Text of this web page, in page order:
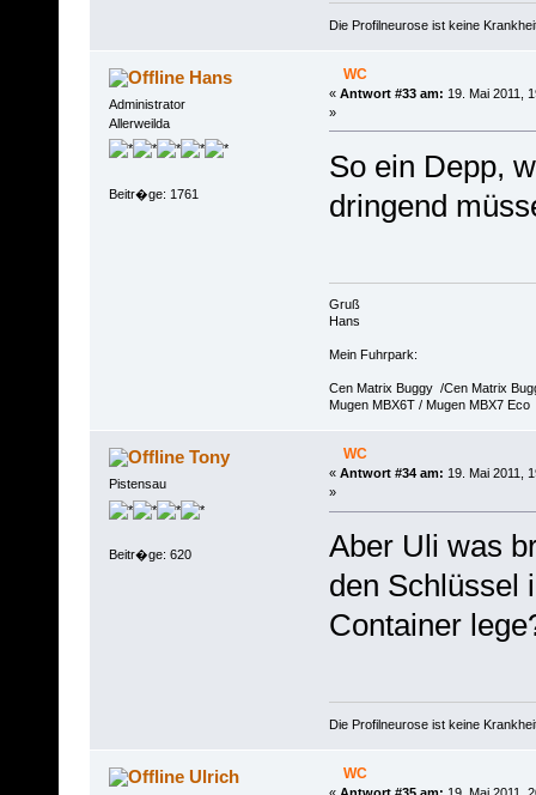
Die Profilneurose ist keine
Hans
Administrator
Allerweilda
Beitr�ge: 1761
WC
« Antwort #33 am: 19. Mai 2011,
»
So ein Depp,
dringend
Gruß
Hans
Mein Fuhrpark:
Cen Matrix Buggy /Cen Matrix
Mugen MBX6T / Mugen MBX7 Eco
Tony
Pistensau
Beitr�ge: 620
WC
« Antwort #34 am: 19. Mai 2011,
»
Aber Uli was
den Schlüssel
Container
Die Profilneurose ist keine
Ulrich WC